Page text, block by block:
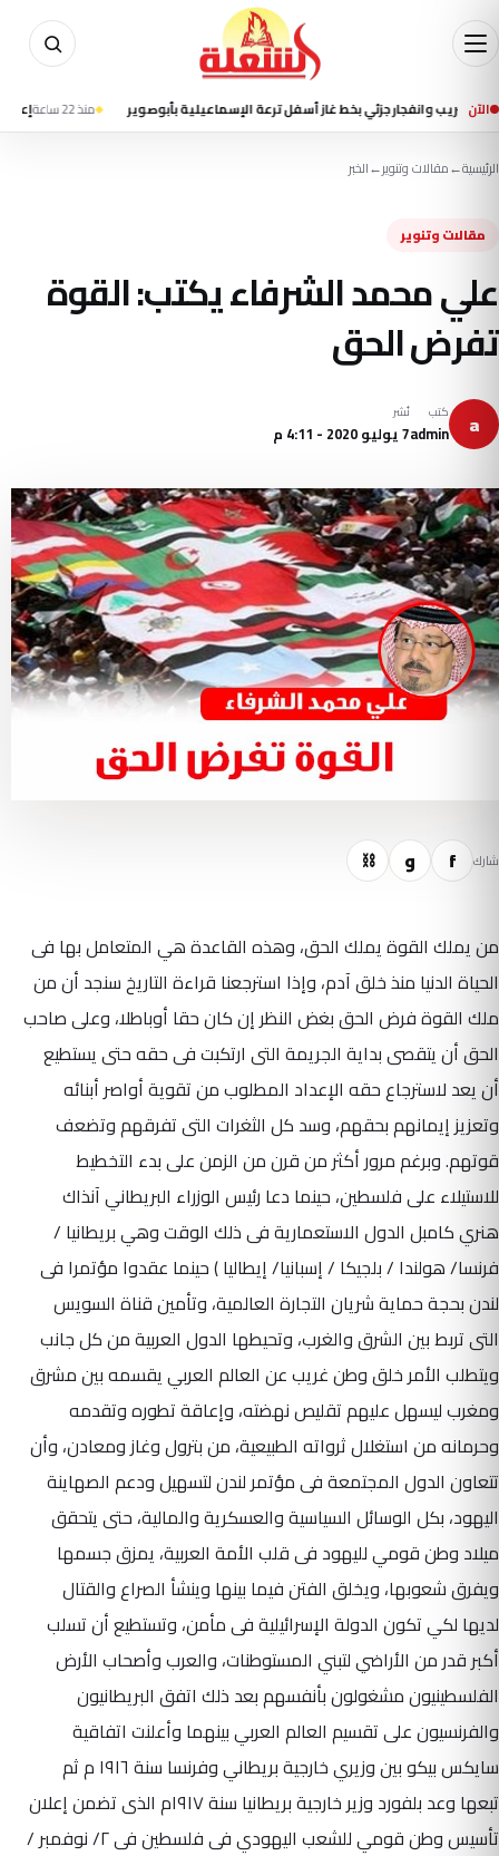
الآنجزئي بخط غاز أسفل ترعة الإسماعيلية بأبوصوير منذ 22 ساعة إعلام إيراني
الرئيسية←مقالات وتنوير←الخبر
مقالات وتنوير
علي محمد الشرفاء يكتب: القوة
تفرض الحق
a كتب
admin
نُشر
7 يوليو 2020 - 4:11 م
شارك f و ⛓
من يملك القوة يملك الحق، وهذه القاعدة هي المتعامل بها فى
الحياة الدنيا منذ خلق آدم، وإذا استرجعنا قراءة التاريخ سنجد أن من
ملك القوة فرض الحق بغض النظر إن كان حقا أوباطلا، وعلى صاحب
الحق أن يتقصى بداية الجريمة التى ارتكبت فى حقه حتى يستطيع
أن يعد لاسترجاع حقه الإعداد المطلوب من تقوية أواصر أبنائه
وتعزيز إيمانهم بحقهم، وسد كل الثغرات التى تفرقهم وتضعف
قوتهم. وبرغم مرور أكثر من قرن من الزمن على بدء التخطيط
للاستيلاء على فلسطين، حينما دعا رئيس الوزراء البريطاني آنذاك
هنري كامبل الدول الاستعمارية فى ذلك الوقت وهي بريطانيا /
فرنسا/ هولندا / بلجيكا / إسبانيا/ إيطاليا ) حينما عقدوا مؤتمرا فى
لندن بحجة حماية شريان التجارة العالمية، وتأمين قناة السويس
التى تربط بين الشرق والغرب، وتحيطها الدول العربية من كل جانب
ويتطلب الأمر خلق وطن غريب عن العالم العربي يقسمه بين مشرق
ومغرب ليسهل عليهم تقليص نهضته، وإعاقة تطوره وتقدمه
وحرمانه من استغلال ثرواته الطبيعية، من بترول وغاز ومعادن، وأن
تتعاون الدول المجتمعة فى مؤتمر لندن لتسهيل ودعم الصهاينة
اليهود، بكل الوسائل السياسية والعسكرية والمالية، حتى يتحقق
ميلاد وطن قومي لليهود فى قلب الأمة العربية، يمزق جسمها
ويفرق شعوبها، ويخلق الفتن فيما بينها وينشأ الصراع والقتال
لديها لكي تكون الدولة الإسرائيلية فى مأمن، وتستطيع أن تسلب
أكبر قدر من الأراضي لتبني المستوطنات، والعرب وأصحاب الأرض
الفلسطينيون مشغولون بأنفسهم بعد ذلك اتفق البريطانيون
والفرنسيون على تقسيم العالم العربي بينهما وأعلنت اتفاقية
سايكس بيكو بين وزيري خارجية بريطاني وفرنسا سنة ١٩١٦ م ثم
تبعها وعد بلفورد وزير خارجية بريطانيا سنة ١٩١٧م الذى تضمن إعلان
تأسيس وطن قومي للشعب اليهودي فى فلسطين فى ٢/ نوفمبر /